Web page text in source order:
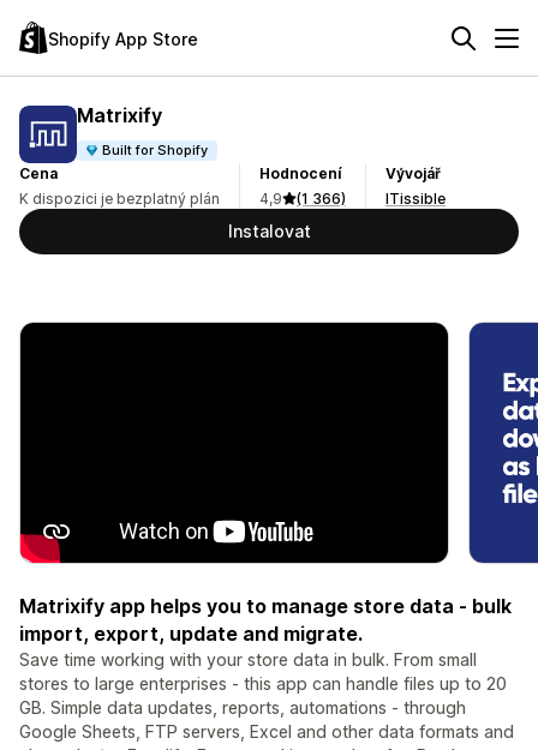
Shopify App Store
Matrixify
Built for Shopify
Cena
K dispozici je bezplatný plán
Hodnocení
4,9
(1 366)
Vývojář
ITissible
Instalovat
Matrixify app helps you to manage store data - bulk
import, export, update and migrate.
Save time working with your store data in bulk. From small
stores to large enterprises - this app can handle files up to 20
GB. Simple data updates, reports, automations - through
Google Sheets, FTP servers, Excel and other data formats and